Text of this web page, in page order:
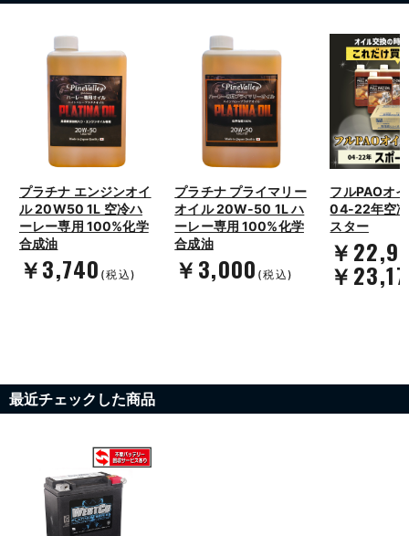
プラチナ エンジンオイ
ル 20W50 1L 空冷ハ
ーレー専用 100%化学
合成油
￥3,740 (税込)
プラチナ プライマリー
オイル 20W-50 1L ハ
ーレー専用 100%化学
合成油
￥3,000 (税込)
フルPAOオ
04-22年空
スター
￥
￥
最近チェックした商品